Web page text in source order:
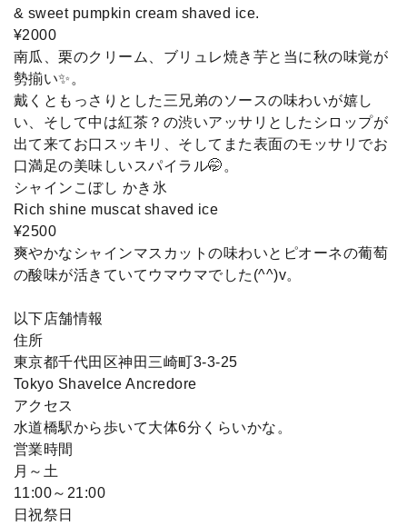
& sweet pumpkin cream shaved ice.
¥2000
南瓜、栗のクリーム、ブリュレ焼き芋と当に秋の味覚が
勢揃い✨。
戴くともっさりとした三兄弟のソースの味わいが嬉し
い、そして中は紅茶？の渋いアッサリとしたシロップが
出て来てお口スッキリ、そしてまた表面のモッサリでお
口満足の美味しいスパイラル🤭。
シャインこぼし かき氷
Rich shine muscat shaved ice
¥2500
爽やかなシャインマスカットの味わいとピオーネの葡萄
の酸味が活きていてウマウマでした(^^)v。
以下店舗情報
住所
東京都千代田区神田三崎町3-3-25
Tokyo ShaveIce Ancredore
アクセス
水道橋駅から歩いて大体6分くらいかな。
営業時間
月～土
11:00～21:00
日祝祭日